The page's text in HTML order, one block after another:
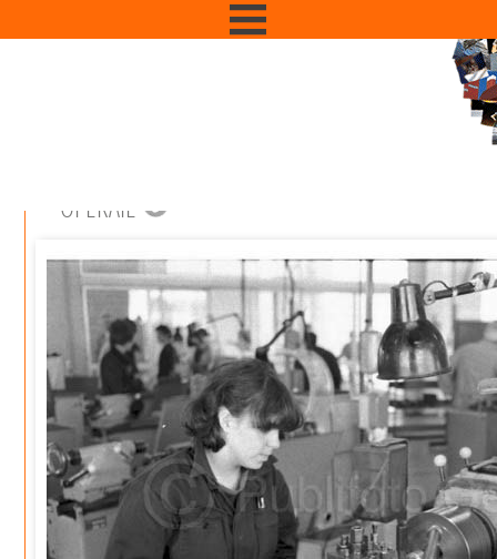
OPERAIE